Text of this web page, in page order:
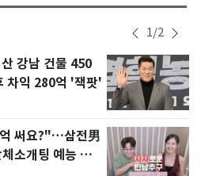
1/2
강남 건물 450
차익 280억 '잭팟'
써요?"…삼전男
소개팅 예능 화